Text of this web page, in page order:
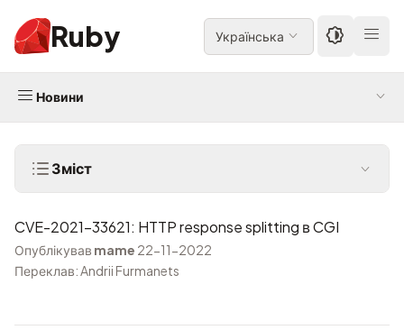
Ruby Українська
Новини
Зміст
CVE-2021-33621: HTTP response splitting в CGI
Опублікував mame 22-11-2022
Переклав: Andrii Furmanets